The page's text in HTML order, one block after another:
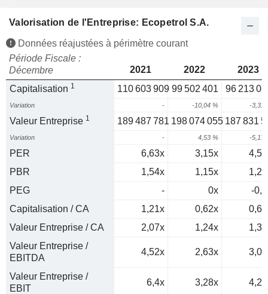
Valorisation de l'Entreprise: Ecopetrol S.A.
Données réajustées à périmètre courant
Période Fiscale :
Décembre
2021 2022
2023
Capitalisation 1 110 603 909 99 502 401 96 213
Variation - -10,04 % -3,31
Valeur Entreprise 1 189 487 781 198 074 055 187 831
Variation - 4,53 % -5,17
PER 6,63x 3,15x
PBR
1,54x 1,15x
PEG
- 0x
-
Capitalisation / CA
1,21x 0,62x
Valeur Entreprise / CA
2,07x 1,24x
Valeur Entreprise /
EBITDA
4,52x 2,63x
Valeur Entreprise /
EBIT
6,4x 3,28x